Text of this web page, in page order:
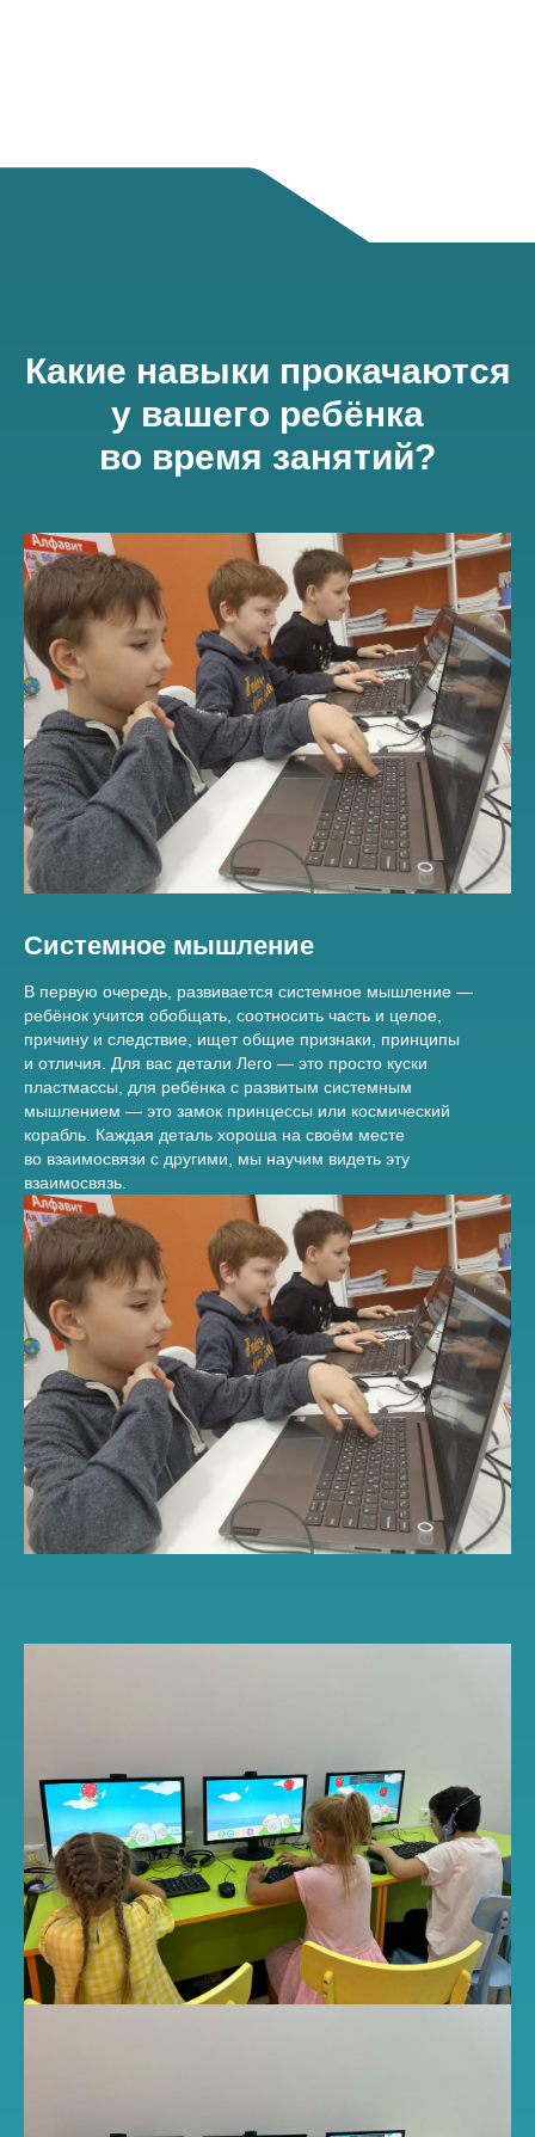
Какие навыки прокачаются
у вашего ребёнка
во время занятий?
Системное мышление
В первую очередь, развивается системное мышление —
ребёнок учится обобщать, соотносить часть и целое,
причину и следствие, ищет общие признаки, принципы
и отличия. Для вас детали Лего — это просто куски
пластмассы, для ребёнка с развитым системным
мышлением — это замок принцессы или космический
корабль. Каждая деталь хороша на своём месте
во взаимосвязи с другими, мы научим видеть эту
взаимосвязь.